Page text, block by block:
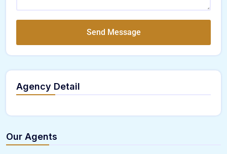
Send Message
Agency Detail
Our Agents